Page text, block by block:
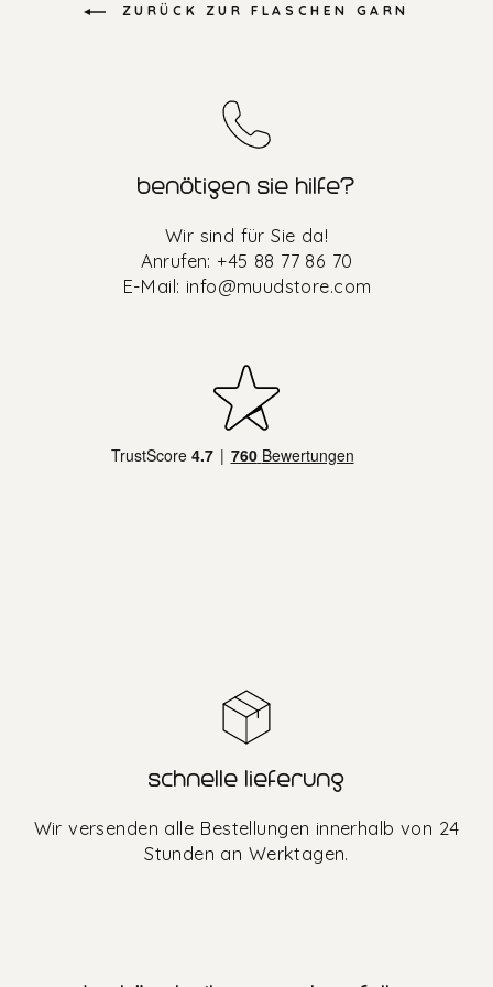
ZURÜCK ZUR FLASCHEN GARN
benötigen sie hilfe?
Wir sind für Sie da!
Anrufen: +45 88 77 86 70
E-Mail: info@muudstore.com
schnelle lieferung
Wir versenden alle Bestellungen innerhalb von 24
Stunden an Werktagen.